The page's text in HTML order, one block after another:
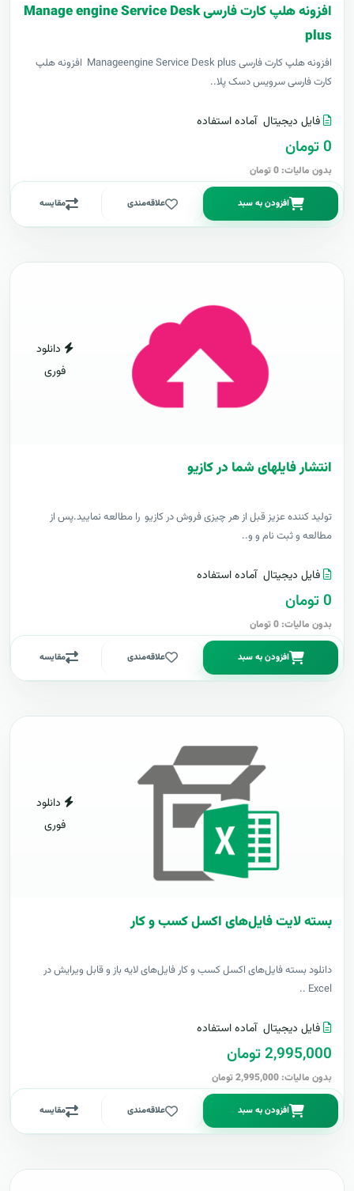
افزونه هلپ کارت فارسی Manage engine Service Desk
plus
افزونه هلپ کارت فارسی Manageengine Service Desk plus افزونه هلپ
کارت فارسی سرویس دسک پلا..
فایل دیجیتال آماده استفاده
0 تومان
بدون مالیات: 0 تومان
افزودن به سبد علاقه‌مندی مقایسه
دانلود
فوری
انتشار فایلهای شما در کازیو
توليد کننده عزيز قبل از هر چیزی فروش در کازیو را مطالعه نمایید.پس از
مطالعه و ثبت نام و و..
فایل دیجیتال آماده استفاده
0 تومان
بدون مالیات: 0 تومان
افزودن به سبد علاقه‌مندی مقایسه
دانلود
فوری
بسته لایت فایل‌های اکسل کسب و کار
دانلود بسته فایل‌های اکسل کسب و کار فایل‌های لایه باز و قابل ویرایش در
Excel ..
فایل دیجیتال آماده استفاده
2,995,000 تومان
بدون مالیات: 2,995,000 تومان
افزودن به سبد علاقه‌مندی مقایسه